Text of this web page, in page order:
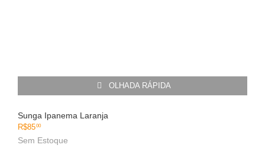
OLHADA RÁPIDA
Sunga Ipanema Laranja
R$8500
Sem Estoque